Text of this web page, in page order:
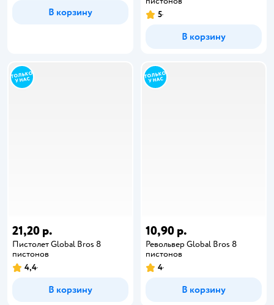
В корзину
5
В корзину
21,20 р.
Пистолет Global Bros 8
пистонов
4,4
В корзину
10,90 р.
Револьвер Global Bros 8
пистонов
4
В корзину